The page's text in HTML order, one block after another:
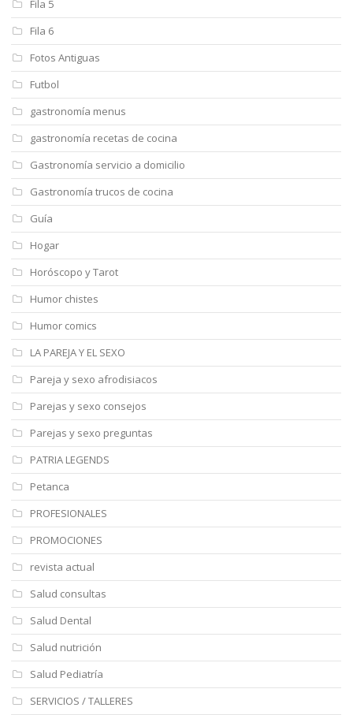
Fila 5
Fila 6
Fotos Antiguas
Futbol
gastronomía menus
gastronomía recetas de cocina
Gastronomía servicio a domicilio
Gastronomía trucos de cocina
Guía
Hogar
Horóscopo y Tarot
Humor chistes
Humor comics
LA PAREJA Y EL SEXO
Pareja y sexo afrodisiacos
Parejas y sexo consejos
Parejas y sexo preguntas
PATRIA LEGENDS
Petanca
PROFESIONALES
PROMOCIONES
revista actual
Salud consultas
Salud Dental
Salud nutrición
Salud Pediatría
SERVICIOS / TALLERES